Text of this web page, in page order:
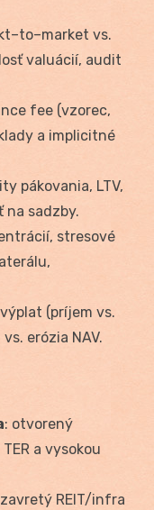
vs.
valuácií, audit
fee (vzorec,
a implicitné
pákovania, LTV,
na sadzby.
stresové
(príjem vs.
erózia NAV.
: otvorený
a vysokou
REIT/infra